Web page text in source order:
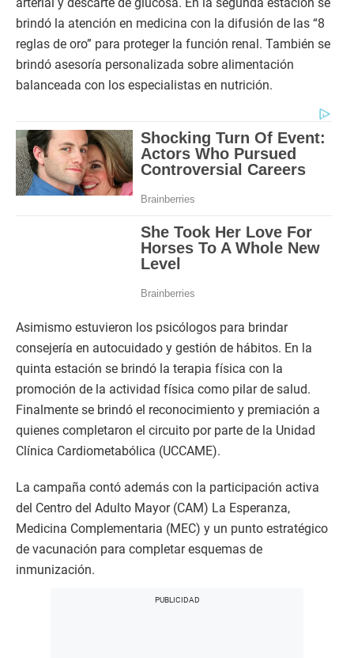
brindó la atención en medicina con la difusión de las “8
reglas de oro” para proteger la función renal. También se
brindó asesoría personalizada sobre alimentación
balanceada con los especialistas en nutrición.
Asimismo estuvieron los psicólogos para brindar
consejería en autocuidado y gestión de hábitos. En la
quinta estación se brindó la terapia física con la
promoción de la actividad física como pilar de salud.
Finalmente se brindó el reconocimiento y premiación a
quienes completaron el circuito por parte de la Unidad
Clínica Cardiometabólica (UCCAME).
​La campaña contó además con la participación activa
del Centro del Adulto Mayor (CAM) La Esperanza,
Medicina Complementaria (MEC) y un punto estratégico
de vacunación para completar esquemas de
inmunización.